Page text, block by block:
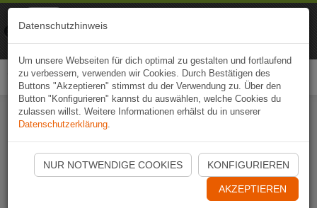
Naviki App jetzt öffnen
Datenschutzhinweis
Um unsere Webseiten für dich optimal zu gestalten und fortlaufend
zu verbessern, verwenden wir Cookies. Durch Bestätigen des
Buttons "Akzeptieren" stimmst du der Verwendung zu. Über den
Button "Konfigurieren" kannst du auswählen, welche Cookies du
zulassen willst. Weitere Informationen erhälst du in unserer
Datenschutzerklärung.
NUR NOTWENDIGE COOKIES KONFIGURIEREN
AKZEPTIEREN
Naviki